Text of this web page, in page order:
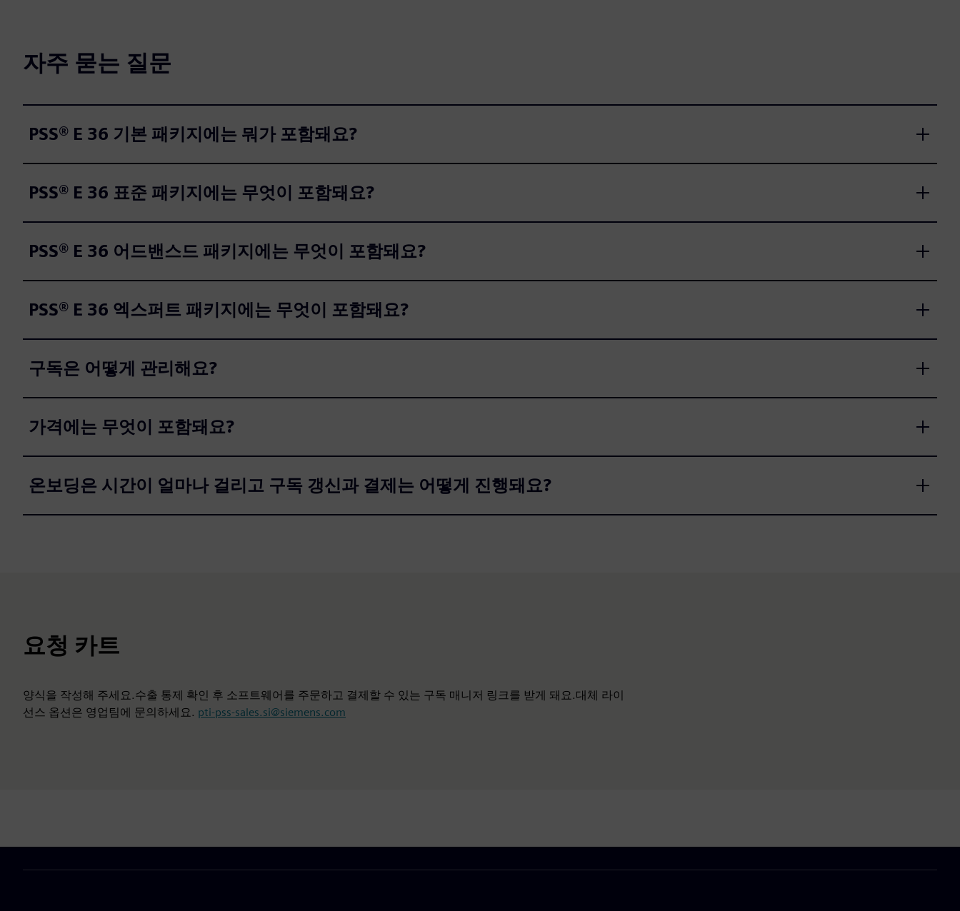
자주 묻는 질문
PSS® E 36 기본 패키지에는 뭐가 포함돼요?
PSS® E 36 표준 패키지에는 무엇이 포함돼요?
PSS® E 36 어드밴스드 패키지에는 무엇이 포함돼요?
PSS® E 36 엑스퍼트 패키지에는 무엇이 포함돼요?
구독은 어떻게 관리해요?
가격에는 무엇이 포함돼요?
온보딩은 시간이 얼마나 걸리고 구독 갱신과 결제는 어떻게 진행돼요?
요청 카트
양식을 작성해 주세요.수출 통제 확인 후 소프트웨어를 주문하고 결제할 수 있는 구독 매니저 링크를 받게 돼요.대체 라이
선스 옵션은 영업팀에 문의하세요. pti-pss-sales.si@siemens.com